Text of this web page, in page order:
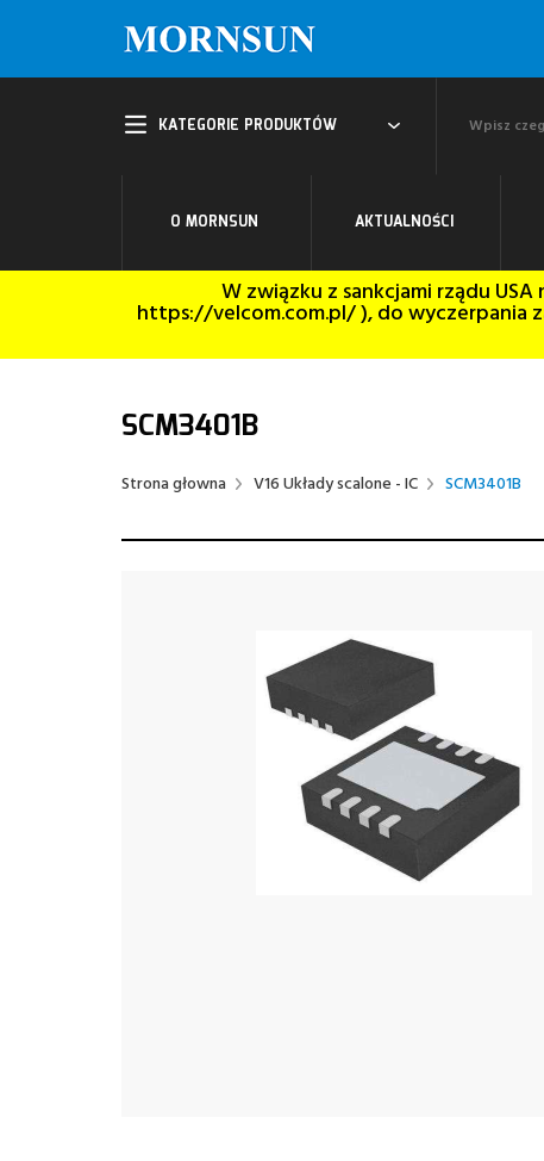
KATEGORIE PRODUKTÓW
O MORNSUN AKTUALNOŚCI
W związku z sankcjami rządu
https://velcom.com.pl/ ), do wyczerpania
SCM3401B
Strona głowna V16 Układy scalone - IC SCM3401B